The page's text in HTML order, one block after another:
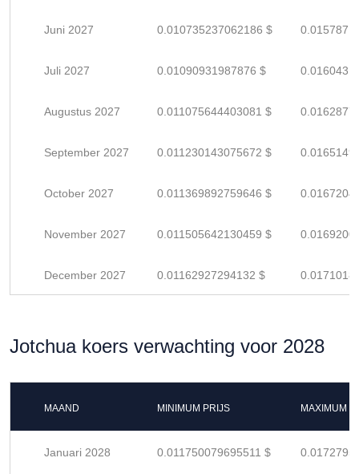
Juni 2027 0.010735237062186 $
Juli 2027 0.01090931987876 $
Augustus 2027 0.011075644403081 $
September 2027 0.011230143075672 $
October 2027 0.011369892759646 $
November 2027 0.011505642130459 $
December 2027 0.01162927294132 $
Jotchua koers verwachting voor 2028
MAAND MINIMUM PRIJS MAXIMUM
Januari 2028 0.011750079695511 $